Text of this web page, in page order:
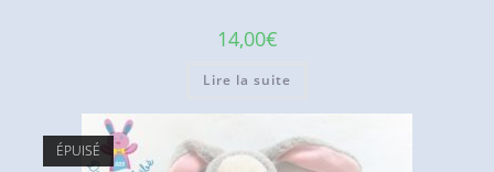
14,00€
Lire la suite
ÉPUISÉ